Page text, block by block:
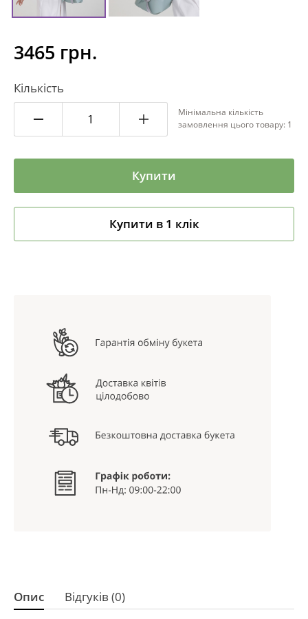
3465 грн.
Кількість
Мінімальна кількість
замовлення цього товару: 1
Купити
Купити в 1 клік
Опис Відгуків (0)